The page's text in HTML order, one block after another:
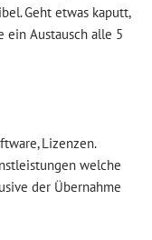
Geht etwas kaputt,
ein Austausch alle 5
Lizenzen.
welche
der Übernahme